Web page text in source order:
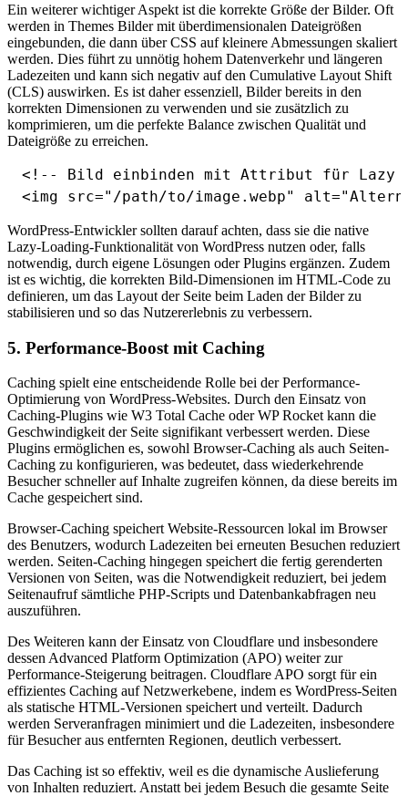
Ein weiterer wichtiger Aspekt ist die korrekte Größe der Bilder. Oft
werden in Themes Bilder mit überdimensionalen Dateigrößen
eingebunden, die dann über CSS auf kleinere Abmessungen skaliert
werden. Dies führt zu unnötig hohem Datenverkehr und längeren
Ladezeiten und kann sich negativ auf den Cumulative Layout Shift
(CLS) auswirken. Es ist daher essenziell, Bilder bereits in den
korrekten Dimensionen zu verwenden und sie zusätzlich zu
komprimieren, um die perfekte Balance zwischen Qualität und
Dateigröße zu erreichen.
<!-- Bild einbinden mit Attribut für Lazy
WordPress-Entwickler sollten darauf achten, dass sie die native
Lazy-Loading-Funktionalität von WordPress nutzen oder, falls
notwendig, durch eigene Lösungen oder Plugins ergänzen. Zudem
ist es wichtig, die korrekten Bild-Dimensionen im HTML-Code zu
definieren, um das Layout der Seite beim Laden der Bilder zu
stabilisieren und so das Nutzererlebnis zu verbessern.
5. Performance-Boost mit Caching
Caching spielt eine entscheidende Rolle bei der Performance-
Optimierung von WordPress-Websites. Durch den Einsatz von
Caching-Plugins wie W3 Total Cache oder WP Rocket kann die
Geschwindigkeit der Seite signifikant verbessert werden. Diese
Plugins ermöglichen es, sowohl Browser-Caching als auch Seiten-
Caching zu konfigurieren, was bedeutet, dass wiederkehrende
Besucher schneller auf Inhalte zugreifen können, da diese bereits im
Cache gespeichert sind.
Browser-Caching speichert Website-Ressourcen lokal im Browser
des Benutzers, wodurch Ladezeiten bei erneuten Besuchen reduziert
werden. Seiten-Caching hingegen speichert die fertig gerenderten
Versionen von Seiten, was die Notwendigkeit reduziert, bei jedem
Seitenaufruf sämtliche PHP-Scripts und Datenbankabfragen neu
auszuführen.
Des Weiteren kann der Einsatz von Cloudflare und insbesondere
dessen Advanced Platform Optimization (APO) weiter zur
Performance-Steigerung beitragen. Cloudflare APO sorgt für ein
effizientes Caching auf Netzwerkebene, indem es WordPress-Seiten
als statische HTML-Versionen speichert und verteilt. Dadurch
werden Serveranfragen minimiert und die Ladezeiten, insbesondere
für Besucher aus entfernten Regionen, deutlich verbessert.
Das Caching ist so effektiv, weil es die dynamische Auslieferung
von Inhalten reduziert. Anstatt bei jedem Besuch die gesamte Seite